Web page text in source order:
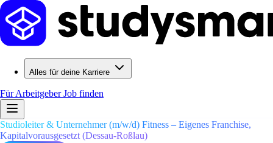
Alles für deine Karriere
Für ArbeitgeberJob finden
Studioleiter & Unternehmer (m/w/d) Fitness – Eigenes Franchise,
Kapitalvorausgesetzt (Dessau-Roßlau)